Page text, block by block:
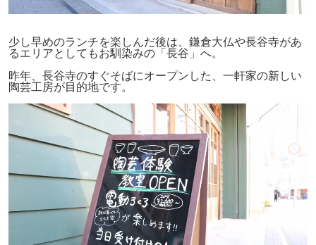
少し早めのランチを楽しんだ後は、鎌倉大仏や長谷寺があ
るエリアとしてもお馴染みの「長谷」へ。
昨年、長谷寺のすぐそばにオープンした、一軒家の新しい
陶芸工房が目的地です。